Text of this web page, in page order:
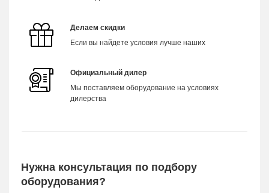
Делаем скидки
Если вы найдете условия лучше наших
Официальный дилер
Мы поставляем оборудование на условиях
дилерства
Нужна консультация по подбору
оборудования?